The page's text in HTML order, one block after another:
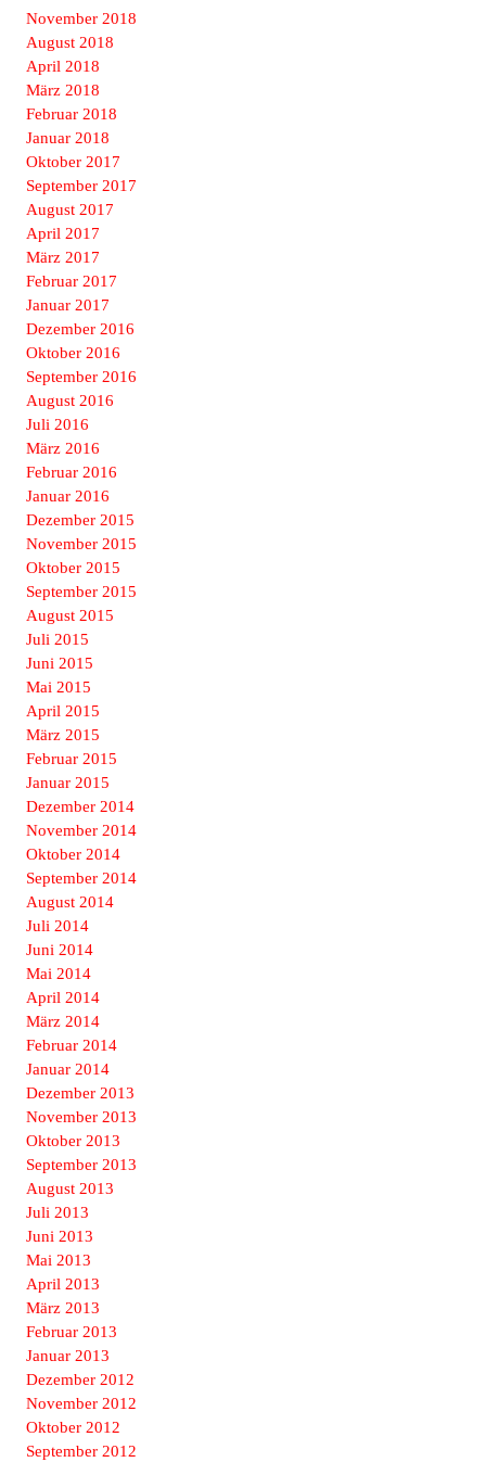
November 2018
August 2018
April 2018
März 2018
Februar 2018
Januar 2018
Oktober 2017
September 2017
August 2017
April 2017
März 2017
Februar 2017
Januar 2017
Dezember 2016
Oktober 2016
September 2016
August 2016
Juli 2016
März 2016
Februar 2016
Januar 2016
Dezember 2015
November 2015
Oktober 2015
September 2015
August 2015
Juli 2015
Juni 2015
Mai 2015
April 2015
März 2015
Februar 2015
Januar 2015
Dezember 2014
November 2014
Oktober 2014
September 2014
August 2014
Juli 2014
Juni 2014
Mai 2014
April 2014
März 2014
Februar 2014
Januar 2014
Dezember 2013
November 2013
Oktober 2013
September 2013
August 2013
Juli 2013
Juni 2013
Mai 2013
April 2013
März 2013
Februar 2013
Januar 2013
Dezember 2012
November 2012
Oktober 2012
September 2012